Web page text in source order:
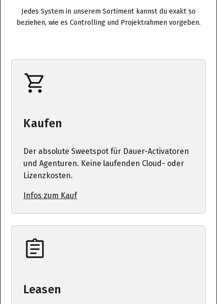
Jedes System in unserem Sortiment kannst du exakt so
beziehen, wie es Controlling und Projektrahmen vorgeben.
Kaufen
Der absolute Sweetspot für Dauer-Activatoren
und Agenturen. Keine laufenden Cloud- oder
Lizenzkosten.
Infos zum Kauf
Leasen